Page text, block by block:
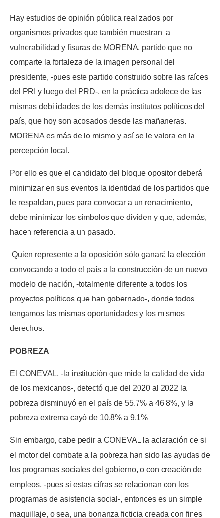
Hay estudios de opinión pública realizados por
organismos privados que también muestran la
vulnerabilidad y fisuras de MORENA, partido que no
comparte la fortaleza de la imagen personal del
presidente, -pues este partido construido sobre las raíces
del PRI y luego del PRD-, en la práctica adolece de las
mismas debilidades de los demás institutos políticos del
país, que hoy son acosados desde las mañaneras.
MORENA es más de lo mismo y así se le valora en la
percepción local.
Por ello es que el candidato del bloque opositor deberá
minimizar en sus eventos la identidad de los partidos que
le respaldan, pues para convocar a un renacimiento,
debe minimizar los símbolos que dividen y que, además,
hacen referencia a un pasado.
Quien represente a la oposición sólo ganará la elección
convocando a todo el país a la construcción de un nuevo
modelo de nación, -totalmente diferente a todos los
proyectos políticos que han gobernado-, donde todos
tengamos las mismas oportunidades y los mismos
derechos.
POBREZA
El CONEVAL, -la institución que mide la calidad de vida
de los mexicanos-, detectó que del 2020 al 2022 la
pobreza disminuyó en el país de 55.7% a 46.8%, y la
pobreza extrema cayó de 10.8% a 9.1%
Sin embargo, cabe pedir a CONEVAL la aclaración de si
el motor del combate a la pobreza han sido las ayudas de
los programas sociales del gobierno, o con creación de
empleos, -pues si estas cifras se relacionan con los
programas de asistencia social-, entonces es un simple
maquillaje, o sea, una bonanza ficticia creada con fines